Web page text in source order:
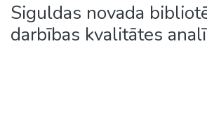
Siguldas novada
darbības kvalitātes